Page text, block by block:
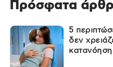
Πρόσφατα
5
δεν
κατανόηση